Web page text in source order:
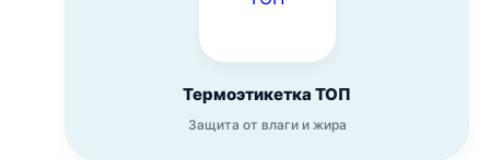
Термоэтикетка ТОП
Защита от влаги и жира